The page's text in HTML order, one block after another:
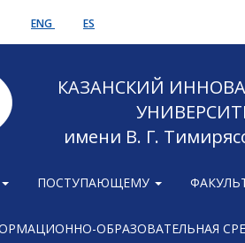
ENG ES
КАЗАНСКИЙ
имени В. Г.
ПОСТУПАЮЩЕМУ
ОБРАЗОВАТЕЛЬНАЯ